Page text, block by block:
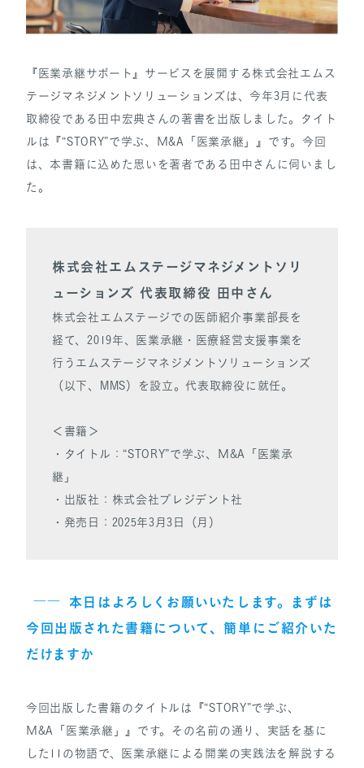
『医業承継サポート』サービスを展開する株式会社エムス
テージマネジメントソリューションズは、今年3月に代表
取締役である田中宏典さんの著書を出版しました。タイト
ルは『“STORY”で学ぶ、М&A「医業承継」』です。今回
は、本書籍に込めた思いを著者である田中さんに伺いまし
た。
株式会社エムステージマネジメントソリ
ューションズ 代表取締役 田中さん
株式会社エムステージでの医師紹介事業部長を
経て、2019年、医業承継・医療経営支援事業を
行うエムステージマネジメントソリューションズ
（以下、MMS）を設立。代表取締役に就任。
＜書籍＞
・タイトル：“STORY”で学ぶ、М&A「医業承
継」
・出版社：株式会社プレジデント社
・発売日：2025年3月3日（月）
―― 本日はよろしくお願いいたします。まずは
今回出版された書籍について、簡単にご紹介いた
だけますか
今回出版した書籍のタイトルは『“STORY”で学ぶ、
М&A「医業承継」』です。その名前の通り、実話を基に
した11の物語で、医業承継による開業の実践法を解説する